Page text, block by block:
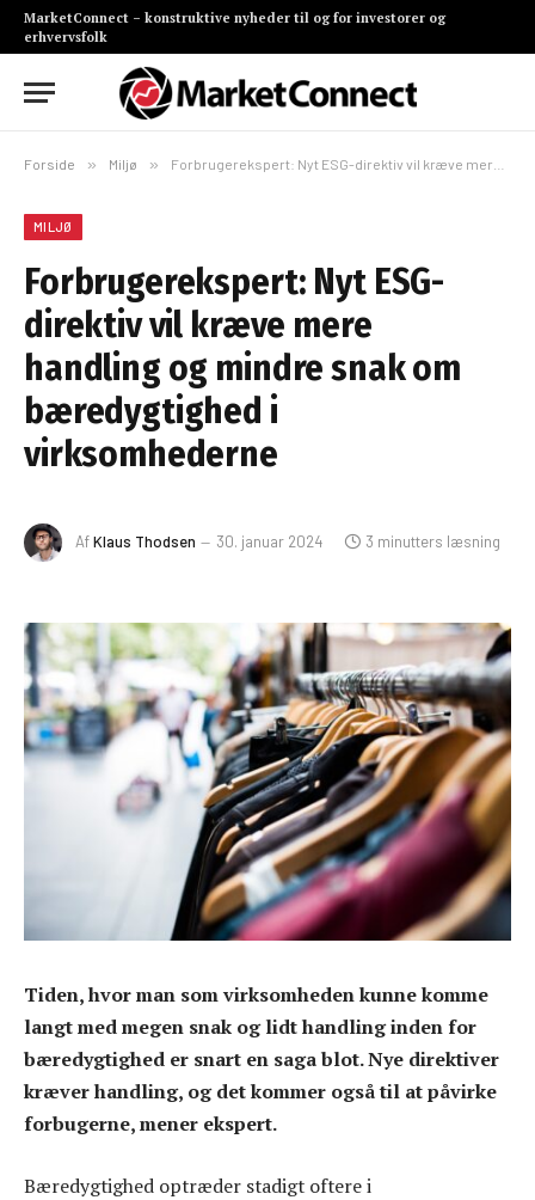
MarketConnect – konstruktive nyheder til og for investorer og
erhvervsfolk
Forside » Miljø » Forbrugerekspert: Nyt ESG-direktiv vil kræve mere handling og mindre snak om bæredygtighed i virksomhederne
MILJØ
Forbrugerekspert: Nyt ESG-
direktiv vil kræve mere
handling og mindre snak om
bæredygtighed i
virksomhederne
AfKlaus Thodsen 30. januar 2024 3 minutters læsning
Tiden, hvor man som virksomheden kunne komme
langt med megen snak og lidt handling inden for
bæredygtighed er snart en saga blot. Nye direktiver
kræver handling, og det kommer også til at påvirke
forbugerne, mener ekspert.
Bæredygtighed optræder stadigt oftere i